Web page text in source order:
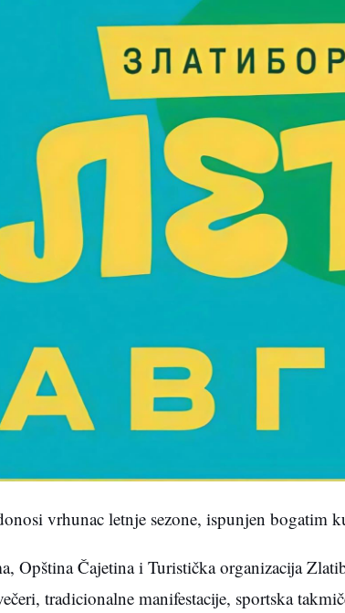
vrhunac letnje sezone, ispunjen bogatim
Opština Čajetina i Turistička organizacija
tradicionalne manifestacije, sportska